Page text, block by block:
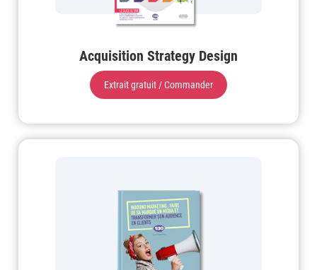
Acquisition Strategy Design
Extrait gratuit / Commander